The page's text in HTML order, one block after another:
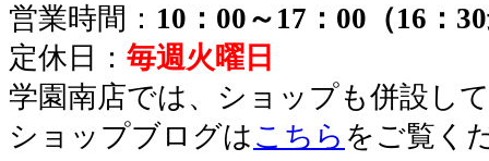
営業時間： 10：00～17：00（16：
定休日： 毎週火曜日
学園南店では、ショップも併設し
ショップブログは こちら をご覧く